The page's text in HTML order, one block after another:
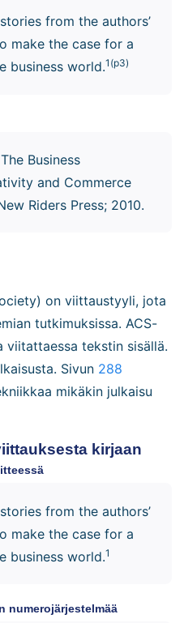
from the authors’
make the case for a
business world.1(p3)
Business
and Commerce
Riders Press; 2010.
on viittaustyyli, jota
tutkimuksissa. ACS-
tekstin sisällä.
Sivun 288
mikäkin julkaisu
kirjaan
from the authors’
make the case for a
business world.1
numerojärjestelmää